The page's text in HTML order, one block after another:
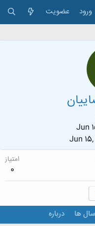
ورود عضویت
Jun
Jun 15,
امتیاز
0
ها درباره